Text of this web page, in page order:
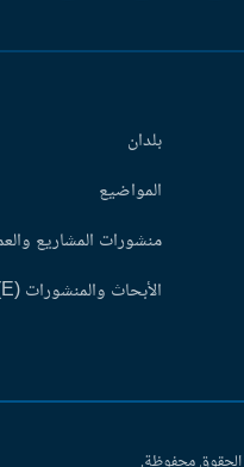
بلدان
المواضيع
منشورات المشاريع
الأبحاث والمنشورات (E)